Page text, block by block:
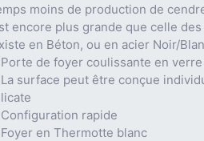
moins de production de
encore plus grande que celle
en Béton, ou en acier Noir/
de foyer coulissante en
surface peut être conçue
rapide
en Thermotte blanc